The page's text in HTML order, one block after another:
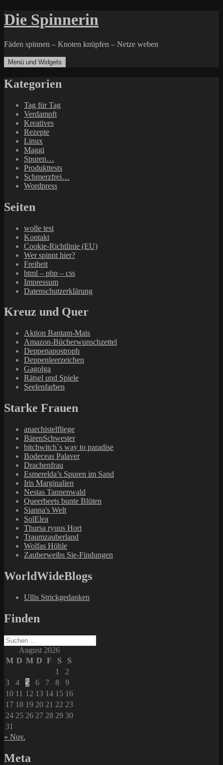
Zum
Inhalt
Die Spinnerin
Fäden spinnen – Knoten knüpfen – Netze weben
Menü und Widgets
Kategorien
Tag für Tag
Verdampft
Kreatives
Rezepte
Linux
Maggi
Spuren…
Produkttests
Schmerzfrei…
Wordpress
Seiten
wolle test
Kontakt
Cookie-Richtlinie (EU)
Wer spinnt hier?
Freiheit
html – php – css
Impressum
Datenschutzerklärung
Kreuz und Quer
Aktion Bantam-Mais
Amazon-Bücherwunschzettel
Deppenapostroph
Deppenleerzeichen
Gagolga
Rätsel und Spiele
Seelenfarben
Starke Frauen
anarchistelfliege
BärenSchwester
bitchwitch`s way to paradise
Bodeceas Palaver
Drachenfrau
Esmerelda’s Spuren im Sand
Iris Marginalien
Nestas Tannenwald
Queerbeets bunte Blüten
Sianna's Welt
SolElea
Thursa ryuus Hort
Traumzauberland
Wolfas Höhle
Zauberweibs Sie-Findungen
WorldWideBlogs
Ullis Strickgedanken
Finden
Suchen
nach:August 2026
M D M D F S
S
1
2
3
4 5 6 7 8
9
10 11 12 13 14 15 16
17 18 19 20 21 22 23
24 25 26 27 28 29 30
31
« Nov.
Meta